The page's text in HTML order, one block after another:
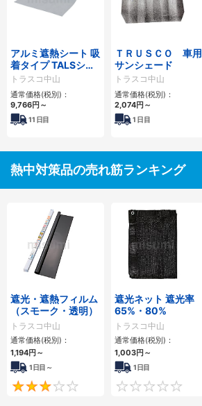
アルミ遮熱シート 吸
着タイプ TALSシリ
ーズ
トラスコ中山
通常価格(税別)：
9,766円 ～
11 日目
ＴＲＵＳＣＯ 車用
サンシェード
トラスコ中山
通常価格(税別)：
2,074円 ～
1 日目
熱中対策品の売れ筋ランキング
遮光・遮熱フィルム
（スモーク・透明）
トラスコ中山
通常価格(税別)：
1,194円 ～
1日目～
3
遮光ネット 遮光率
65%・80%
トラスコ中山
通常価格(税別)：
1,003円 ～
1日目